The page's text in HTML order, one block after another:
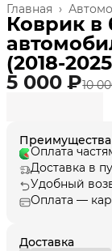
Главная ›
Коврик в
(2018-
5 000 ₽10
Преимущества
Оплата
Доставка в
Удобный
Оплата —
Доставка